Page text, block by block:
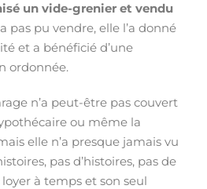
un vide-grenier et vendu
pas pu vendre, elle l’a donné
et a bénéficié d’une
ordonnée.
n’a peut-être pas couvert
ou même la
elle n’a presque jamais vu
pas d’histoires, pas de
à temps et son seul